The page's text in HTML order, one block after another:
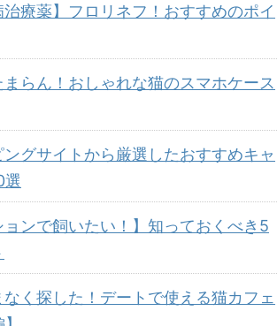
治療薬】フロリネフ！おすすめのポイ
らん！おしゃれな猫のスマホケース
グサイトから厳選したおすすめキャ
選
ョンで飼いたい！】知っておくべき5
く探した！デートで使える猫カフェ